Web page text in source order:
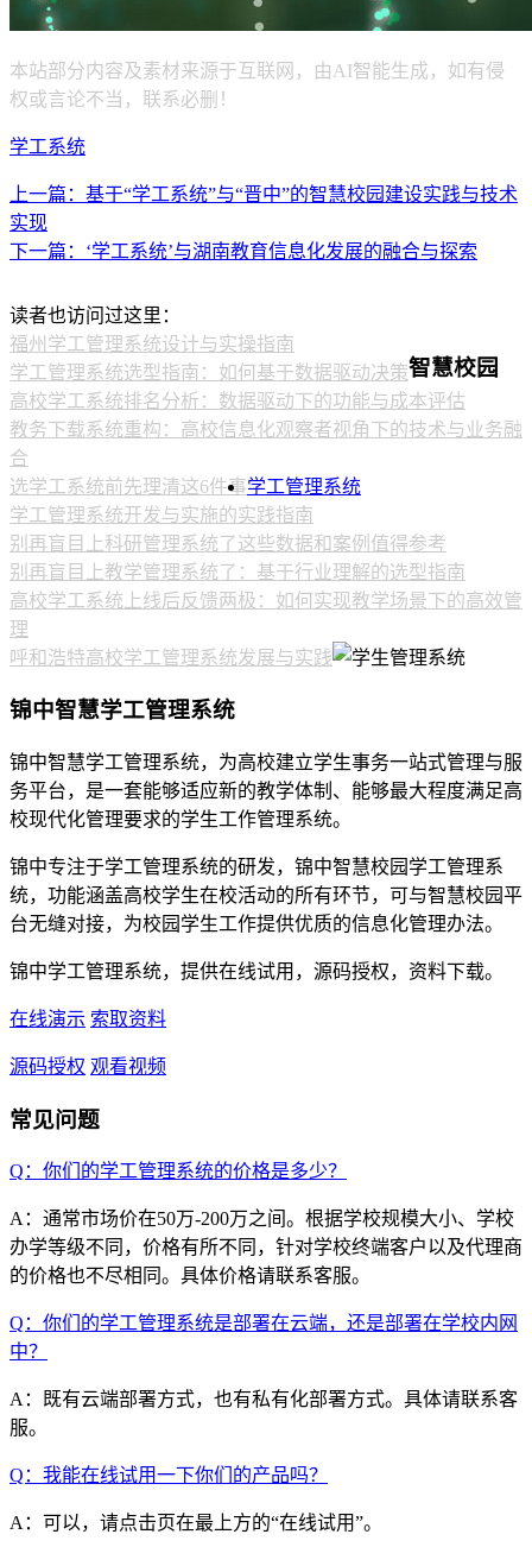
本站部分内容及素材来源于互联网，由AI智能生成，如有侵
权或言论不当，联系必删！
学工系统
上一篇：基于“学工系统”与“晋中”的智慧校园建设实践与技术
实现
下一篇：‘学工系统’与湖南教育信息化发展的融合与探索
读者也访问过这里：
福州学工管理系统设计与实操指南
学工管理系统选型指南：如何基于数据驱动决策
高校学工系统排名分析：数据驱动下的功能与成本评估
教务下载系统重构：高校信息化观察者视角下的技术与业务融
合
选学工系统前先理清这6件事
学工管理系统开发与实施的实践指南
别再盲目上科研管理系统了这些数据和案例值得参考
别再盲目上教学管理系统了：基于行业理解的选型指南
高校学工系统上线后反馈两极：如何实现教学场景下的高效管
理
呼和浩特高校学工管理系统发展与实践
智慧校园
学工管理系统
锦中智慧学工管理系统
锦中智慧学工管理系统，为高校建立学生事务一站式管理与服
务平台，是一套能够适应新的教学体制、能够最大程度满足高
校现代化管理要求的学生工作管理系统。
锦中专注于学工管理系统的研发，锦中智慧校园学工管理系
统，功能涵盖高校学生在校活动的所有环节，可与智慧校园平
台无缝对接，为校园学生工作提供优质的信息化管理办法。
锦中学工管理系统，提供在线试用，源码授权，资料下载。
在线演示 索取资料
源码授权 观看视频
常见问题
Q：你们的学工管理系统的价格是多少？
A：通常市场价在50万-200万之间。根据学校规模大小、学校
办学等级不同，价格有所不同，针对学校终端客户以及代理商
的价格也不尽相同。具体价格请联系客服。
Q：你们的学工管理系统是部署在云端，还是部署在学校内网
中？
A：既有云端部署方式，也有私有化部署方式。具体请联系客
服。
Q：我能在线试用一下你们的产品吗？
A：可以，请点击页在最上方的“在线试用”。